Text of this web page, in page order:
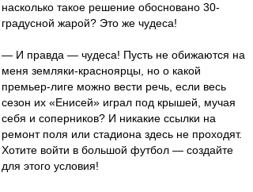
насколько такое решение обосновано 30-
градусной жарой? Это же чудеса!
— И правда — чудеса! Пусть не обижаются на
меня земляки-красноярцы, но о какой
премьер-лиге можно вести речь, если весь
сезон их «Енисей» играл под крышей, мучая
себя и соперников? И никакие ссылки на
ремонт поля или стадиона здесь не проходят.
Хотите войти в большой футбол — создайте
для этого условия!